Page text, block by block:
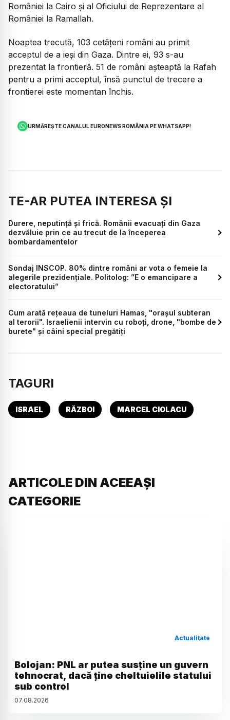
României la Cairo și al Oficiului de Reprezentare al
României la Ramallah.
Noaptea trecută, 103 cetățeni români au primit
acceptul de a ieși din Gaza. Dintre ei, 93 s-au
prezentat la frontieră. 51 de români așteaptă la Rafah
pentru a primi acceptul, însă punctul de trecere a
frontierei este momentan închis.
URMĂREȘTE CANALUL EURONEWS ROMÂNIA PE WHATSAPP!
TE-AR PUTEA INTERESA ȘI
Durere, neputință și frică. Românii evacuați din Gaza
dezvăluie prin ce au trecut de la începerea
bombardamentelor
Sondaj INSCOP. 80% dintre români ar vota o femeie la
alegerile prezidențiale. Politolog: ”E o emancipare a
electoratului”
Cum arată rețeaua de tuneluri Hamas, "orașul subteran
al terorii". Israelienii intervin cu roboți, drone, "bombe de
burete" și câini special pregătiți
TAGURI
ISRAEL RĂZBOI MARCEL CIOLACU
ARTICOLE DIN ACEEAȘI
CATEGORIE
Actualitate
Bolojan: PNL ar putea susține un guvern
tehnocrat, dacă ține cheltuielile statului
sub control
07.08.2026